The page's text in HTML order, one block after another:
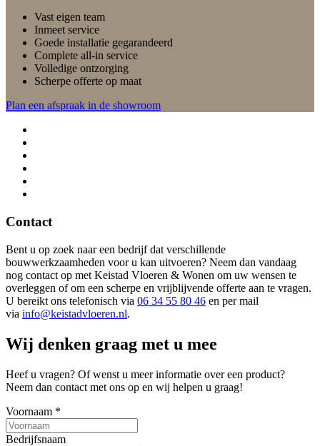
Vast eigen team
Inmeet service
Goede installatie gegarandeerd
Complete all-in service
Volledige ontzorging
Scherpe offerte op maat
Plan een afspraak in de showroom
Contact
Bent u op zoek naar een bedrijf dat verschillende
bouwwerkzaamheden voor u kan uitvoeren? Neem dan vandaag
nog contact op met Keistad Vloeren & Wonen om uw wensen te
overleggen of om een scherpe en vrijblijvende offerte aan te vragen.
U bereikt ons telefonisch via 06 34 55 80 46 en per mail
via info@keistadvloeren.nl.
Wij denken graag met u mee
Heef u vragen? Of wenst u meer informatie over een product?
Neem dan contact met ons op en wij helpen u graag!
Voornaam *
Bedrijfsnaam